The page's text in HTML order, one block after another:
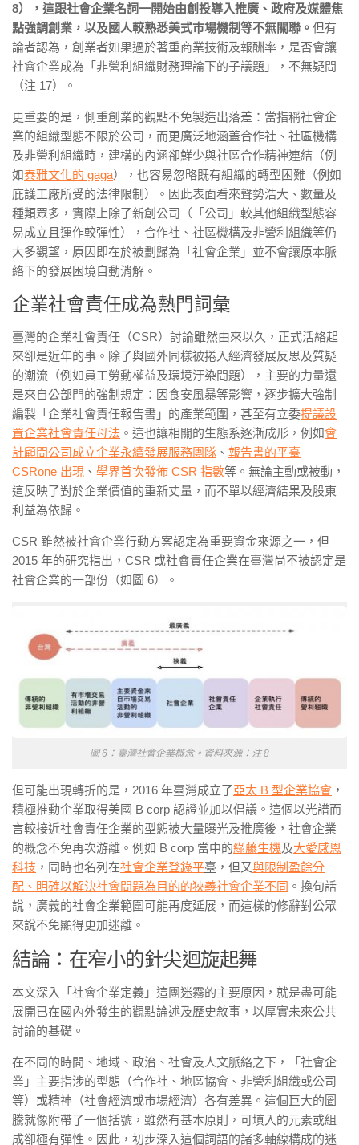
8），這跟社會企業名詞一開始由創投導入推廣、政府及媒體焦
點強調創業，以及國人較熟悉美式巿場機制等不無關聯。 但有
論者認為，創業者如果過於著重商業技術及報酬率，是否會讓
社會企業成為「非營利組織財務理論下的子議題」，不無疑問
（注 17）。
更重要的是，側重創業的觀點不免製造出落差：當指稱社會企
業的組織型態不限於公司，而更廣泛地涵蓋合作社、社區機構
及非營利組織時，建構的內涵卻鮮少與社區合作精神連結（例
如泰雅文化的 gaga），也容易忽略既有組織的轉型困難（例如
庇護工廠所受的法律限制）。因此表面看來聲勢浩大、數量及
種類眾多，實際上除了新創公司（「公司」較其他組織型態容
易成立且運作較彈性），合作社、社區機構及非營利組織等仍
大多觀望，原因即在於被劃歸為「社會企業」並不會讓原本脈
絡下的發展困境自動消解。
企業社會責任成為熱門詞彙
臺灣的企業社會責任（CSR）討論雖然由來以久，正式活絡起
來卻是近年的事。除了與國外同樣被捲入經濟發展反思及質疑
的潮流（例如員工勞動權益及環境汙染問題），主要的力量還
是來自公部門的強制規定：因食安風暴等影響，逐步擴大強制
編製「企業社會責任報告書」的產業範圍，甚至有立委提議設
置企業社會責任母法 。這也讓相關的生態系逐漸成形，例如會
計顧問公司成立企業永續發展服務團隊 、 報告書的平臺
CSRone 出現 、 學界首次發佈 CSR 指數等。無論主動或被動，
這反映了對於企業價值的重新丈量，而不單以經濟結果及股東
利益為依歸。
CSR 雖然被社會企業行動方案認定為重要資金來源之一，但
2015 年的研究指出，CSR 或社會責任企業在臺灣尚不被認定是
社會企業的一部份（如圖 6）。
圖 6：臺灣社會企業概念。資料來源：注 8
但可能出現轉折的是，2016 年臺灣成立了亞太 B 型企業協會 ，
積極推動企業取得美國 B corp 認證並加以倡議。這個以光譜而
言較接近社會責任企業的型態被大量曝光及推廣後，社會企業
的概念不免再次游離。例如 B corp 當中的綠藤生機及大愛感恩
科技 ，同時也名列在社會企業登錄平臺 ，但又與限制盈餘分
配、明確以解決社會問題為目的的狹義社會企業不同 。換句話
說，廣義的社會企業範圍可能再度延展，而這樣的修辭對公眾
來說不免顯得更加迷離。
結論：在窄小的針尖迴旋起舞
本文深入「社會企業定義」這團迷霧的主要原因，就是盡可能
展開已在國內外發生的觀點論述及歷史敘事，以厚實未來公共
討論的基礎。
在不同的時間、地域、政治、社會及人文脈絡之下，「社會企
業」主要指涉的型態（合作社、地區協會、非營利組織或公司
等）或精神（社會經濟或巿場經濟）各有差異。這個巨大的圖
騰就像附帶了一個括號，雖然有基本原則，可填入的元素或組
成卻極有彈性。因此，初步深入這個詞語的諸多軸線構成的迷